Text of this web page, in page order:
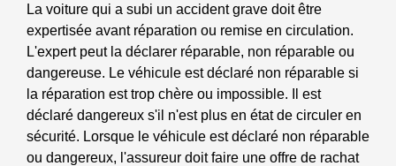
La voiture qui a subi un accident grave doit être
expertisée avant réparation ou remise en circulation.
L'expert peut la déclarer réparable, non réparable ou
dangereuse. Le véhicule est déclaré non réparable si
la réparation est trop chère ou impossible. Il est
déclaré dangereux s'il n'est plus en état de circuler en
sécurité. Lorsque le véhicule est déclaré non réparable
ou dangereux, l'assureur doit faire une offre de rachat